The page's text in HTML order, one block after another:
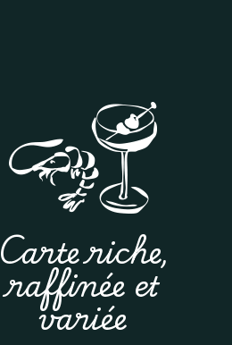
Carte riche,
raffinée et
variée